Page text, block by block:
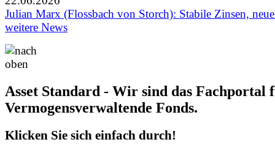
Julian Marx (Flossbach von Storch): Stabile Zinsen,
weitere News
Asset Standard - Wir sind das Fachportal
Vermogensverwaltende Fonds.
Klicken Sie sich einfach durch!